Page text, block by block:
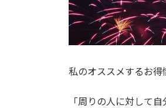
私のオススメするお得
「周りの人に対して